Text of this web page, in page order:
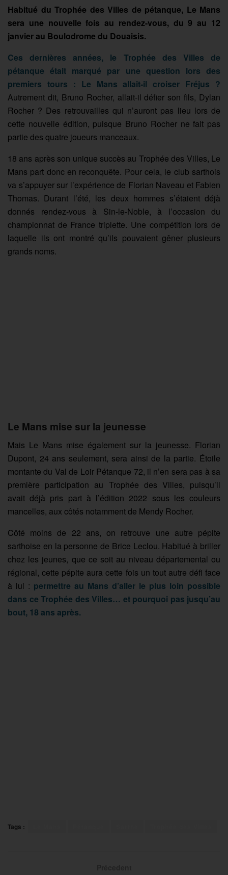
Habitué du Trophée des Villes de pétanque, Le Mans
sera une nouvelle fois au rendez-vous, du 9 au 12
janvier au Boulodrome du Douaisis.
Ces dernières années, le Trophée des Villes de
pétanque était marqué par une question lors des
premiers tours : Le Mans allait-il croiser Fréjus ?
Autrement dit, Bruno Rocher, allait-il défier son fils, Dylan
Rocher ? Des retrouvailles qui n’auront pas lieu lors de
cette nouvelle édition, puisque Bruno Rocher ne fait pas
partie des quatre joueurs manceaux.
18 ans après son unique succès au Trophée des Villes, Le
Mans part donc en reconquête. Pour cela, le club sarthois
va s’appuyer sur l’expérience de Florian Naveau et Fabien
Thomas. Durant l’été, les deux hommes s’étaient déjà
donnés rendez-vous à Sin-le-Noble, à l’occasion du
championnat de France triplette. Une compétition lors de
laquelle ils ont montré qu’ils pouvaient gêner plusieurs
grands noms.
Le Mans mise sur la jeunesse
Mais Le Mans mise également sur la jeunesse. Florian
Dupont, 24 ans seulement, sera ainsi de la partie. Étoile
montante du Val de Loir Pétanque 72, il n’en sera pas à sa
première participation au Trophée des Villes, puisqu’il
avait déjà pris part à l’édition 2022 sous les couleurs
mancelles, aux côtés notamment de Mendy Rocher.
Côté moins de 22 ans, on retrouve une autre pépite
sarthoise en la personne de Brice Leclou. Habitué à briller
chez les jeunes, que ce soit au niveau départemental ou
régional, cette pépite aura cette fois un tout autre défi face
à lui : permettre au Mans d’aller le plus loin possible
dans ce Trophée des Villes… et pourquoi pas jusqu’au
bout, 18 ans après.
Tags :